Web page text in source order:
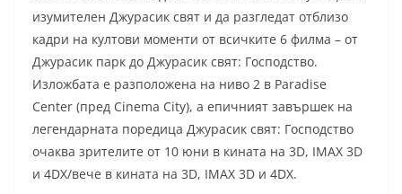
изумителен Джурасик свят и да разгледат отблизо
кадри на култови моменти от всичките 6 филма – от
Джурасик парк до Джурасик свят: Господство.
Изложбата е разположена на ниво 2 в Paradise
Center (пред Cinema City), а епичният завършек на
легендарната поредица Джурасик свят: Господство
очаква зрителите от 10 юни в кината на 3D, IMAX 3D
и 4DX/вече в кината на 3D, IMAX 3D и 4DX.